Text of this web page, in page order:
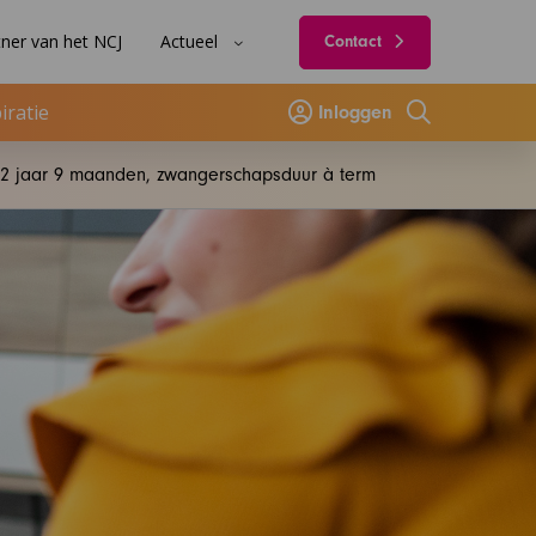
van het NCJ Actueel Contact
Inloggen
Zoeken
jaar 9 maanden, zwangerschapsduur à term